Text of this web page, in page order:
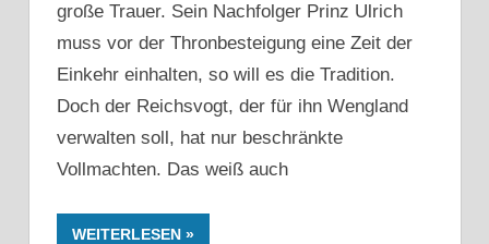
große Trauer. Sein Nachfolger Prinz Ulrich
muss vor der Thronbesteigung eine Zeit der
Einkehr einhalten, so will es die Tradition.
Doch der Reichsvogt, der für ihn Wengland
verwalten soll, hat nur beschränkte
Vollmachten. Das weiß auch
WEITERLESEN